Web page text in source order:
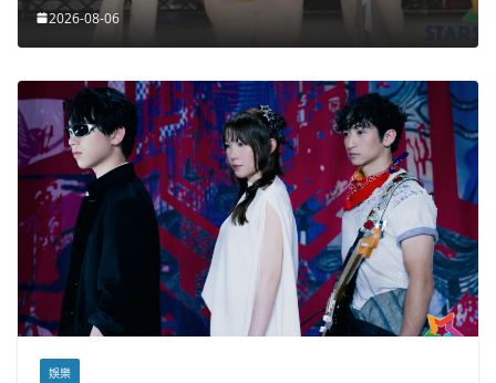
2026-08-06
娛樂